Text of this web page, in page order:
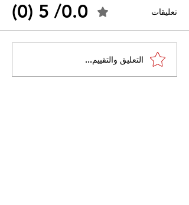
القضاء الإداري يقضي بحل
نقابة "كنابست"
تعليقات 0.0/ 5 (0)
التعليق والتقييم...